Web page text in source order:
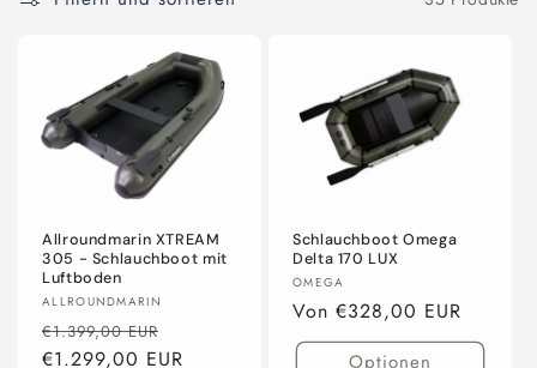
Allroundmarin XTREAM
305 - Schlauchboot mit
Luftboden
Anbieter:
ALLROUNDMARIN
Normaler
Preis
€1.399,00 EUR
€1.299,00 EUR
Schlauchboot Omega
Delta 170 LUX
Anbieter:
OMEGA
Normaler
Preis
Von €328,00 EUR
Optionen